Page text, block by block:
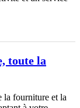
toute la
la fourniture et la